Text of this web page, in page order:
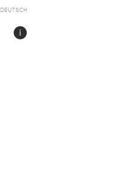
DEUTSCH